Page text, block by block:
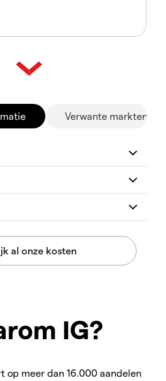
Verwante markten
IG?
op meer dan 16.000 aandelen